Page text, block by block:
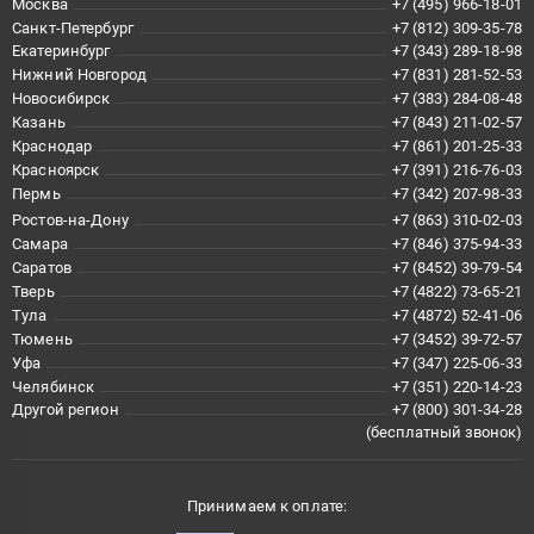
Москва
+7 (495) 966-18-01
Санкт-Петербург
+7 (812) 309-35-78
Екатеринбург
+7 (343) 289-18-98
Нижний Новгород
+7 (831) 281-52-53
Новосибирск
+7 (383) 284-08-48
Казань
+7 (843) 211-02-57
Краснодар
+7 (861) 201-25-33
Красноярск
+7 (391) 216-76-03
Пермь
+7 (342) 207-98-33
Ростов-на-Дону
+7 (863) 310-02-03
Самара
+7 (846) 375-94-33
Саратов
+7 (8452) 39-79-54
Тверь
+7 (4822) 73-65-21
Тула
+7 (4872) 52-41-06
Тюмень
+7 (3452) 39-72-57
Уфа
+7 (347) 225-06-33
Челябинск
+7 (351) 220-14-23
Другой регион
+7 (800) 301-34-28
(бесплатный звонок)
Принимаем к оплате: